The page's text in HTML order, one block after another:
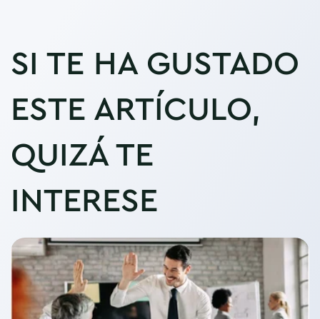
SI TE HA GUSTADO
ESTE ARTÍCULO,
QUIZÁ TE
INTERESE